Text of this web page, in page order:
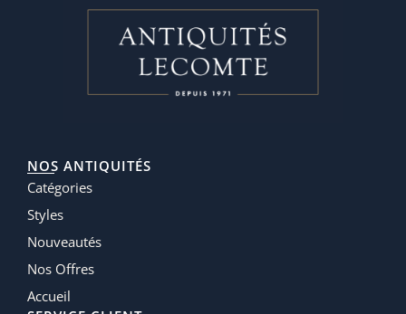
NOS ANTIQUITÉS
Catégories
Styles
Nouveautés
Nos Offres
Accueil